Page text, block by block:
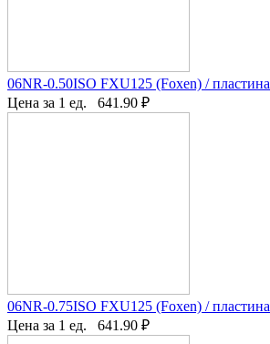
06NR-0.50ISO FXU125 (Foxen) / пластина
Цена за 1 ед.
641.90 ₽
06NR-0.75ISO FXU125 (Foxen) / пластина
Цена за 1 ед.
641.90 ₽